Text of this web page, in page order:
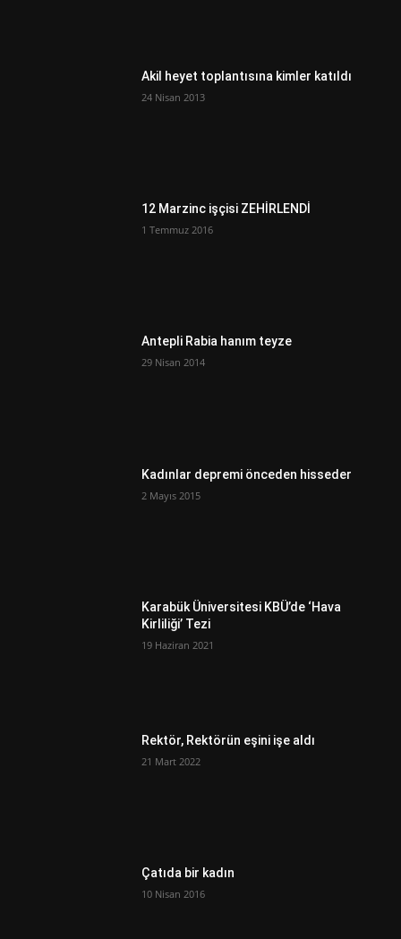
Akil heyet toplantısına kimler katıldı
24 Nisan 2013
12 Marzinc işçisi ZEHİRLENDİ
1 Temmuz 2016
Antepli Rabia hanım teyze
29 Nisan 2014
Kadınlar depremi önceden hisseder
2 Mayıs 2015
Karabük Üniversitesi KBÜ’de ‘Hava
Kirliliği’ Tezi
19 Haziran 2021
Rektör, Rektörün eşini işe aldı
21 Mart 2022
Çatıda bir kadın
10 Nisan 2016